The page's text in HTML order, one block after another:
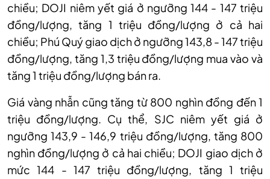
chiều; DOJI niêm yết giá ở ngưỡng 144 - 147 triệu
đồng/lượng, tăng 1 triệu đồng/lượng ở cả hai
chiều; Phú Quý giao dịch ở ngưỡng 143,8 - 147 triệu
đồng/lượng, tăng 1,3 triệu đồng/lượng mua vào và
tăng 1 triệu đồng/lượng bán ra.
Giá vàng nhẫn cũng tăng từ 800 nghìn đồng đến 1
triệu đồng/lượng. Cụ thể, SJC niêm yết giá ở
ngưỡng 143,9 - 146,9 triệu đồng/lượng, tăng 800
nghìn đồng/lượng ở cả hai chiều; DOJI giao dịch ở
mức 144 - 147 triệu đồng/lượng, tăng 1 triệu